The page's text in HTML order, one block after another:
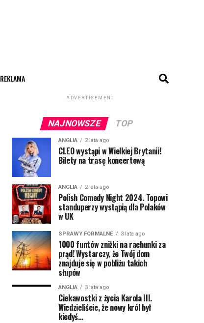
REKLAMA
ADVERTISEMENT
NAJNOWSZE TOP
ANGLIA 2 lata ago
CLEO wystąpi w Wielkiej Brytanii!
Bilety na trasę koncertową
ANGLIA 2 lata ago
Polish Comedy Night 2024. Topowi
standuperzy wystąpią dla Polaków
w UK
SPRAWY FORMALNE 3 lata ago
1000 funtów zniżki na rachunki za
prąd! Wystarczy, że Twój dom
znajduje się w pobliżu takich
słupów
ANGLIA 3 lata ago
Ciekawostki z życia Karola III.
Wiedzieliście, że nowy król był
kiedyś…